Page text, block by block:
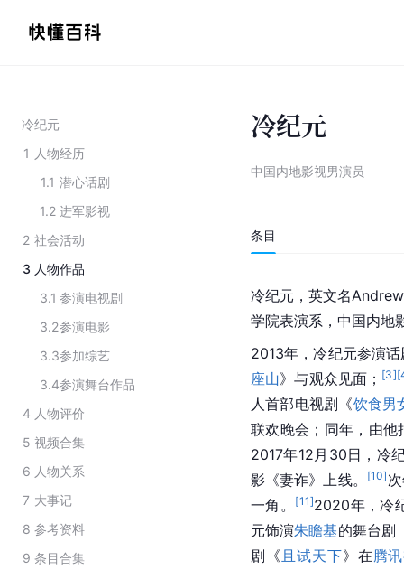
冷纪元
1 人物经历
1.1 潜心话剧
1.2 进军影视
2 社会活动
3 人物作品
3.1 参演电视剧
3.2参演电影
3.3参加综艺
3.4参演舞台作品
4 人物评价
5 视频合集
6 人物关系
7 大事记
8 参考资料
9 条目合集
冷纪元
中国内地影视男演员
条目
冷纪元，英文名
学院表演系，中国内地
2013年，冷纪元参演
座山》与观众见面； [3][
人首部电视剧《饮食男
联欢晚会；同年，由
2017年12月30日，冷
影《妻诈》上线。
[10]
一角。
[11]2020年，冷
元饰演朱瞻基的舞台剧
剧《 且试天下》在腾